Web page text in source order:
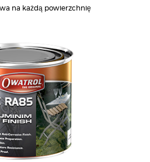
na każdą powierzchnię